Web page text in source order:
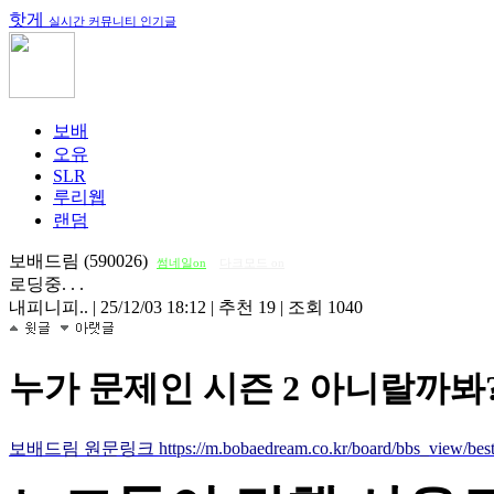
핫게 실시간 커뮤니티 인기글
보배
오유
SLR
루리웹
랜덤
보배드림 (590026) 썸네일on
로딩중. . .
내피니피.. | 25/12/03 18:12 | 추천 19 | 조회 1040
누가 문제인 시즌 2 아니랄까봐
보배드림 원문링크 https://m.bobaedream.co.kr/board/bbs_view/